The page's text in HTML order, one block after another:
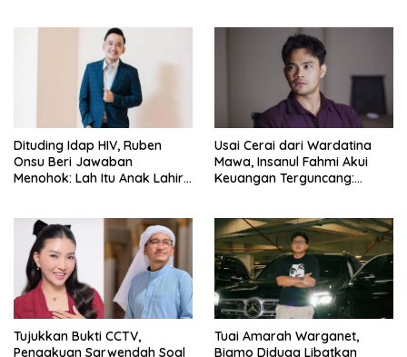
Dituding Idap HIV, Ruben
Onsu Beri Jawaban
Menohok: Lah Itu Anak Lahir
Usai Cerai dari Wardatina
Mawa, Insanul Fahmi Akui
Keuangan Terguncang:
Tujukkan Bukti CCTV,
Pengakuan Sarwendah Soal
Tuai Amarah Warganet,
Bigmo Diduga Libatkan